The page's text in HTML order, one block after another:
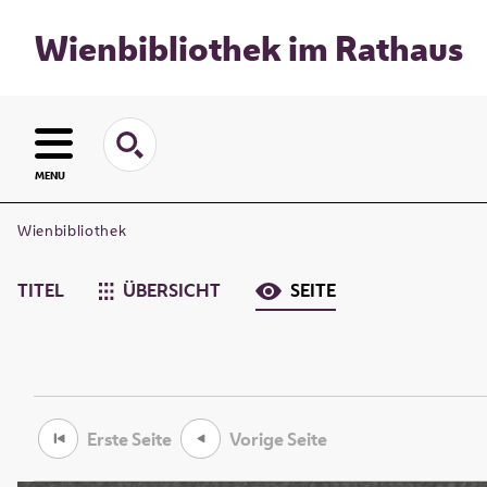
Wienbibliothek im Rathaus
MENU
Wienbibliothek
TITEL ÜBERSICHT SEITE
Erste Seite Vorige Seite